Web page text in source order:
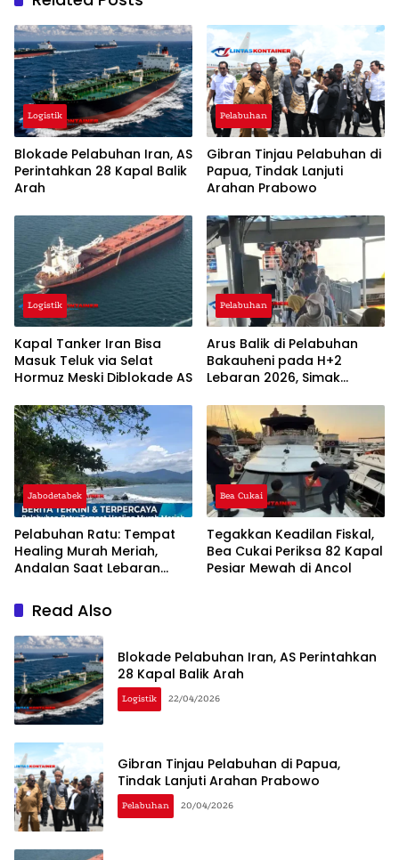
Logistik
Blokade Pelabuhan Iran, AS
Perintahkan 28 Kapal Balik
Arah
Pelabuhan
Gibran Tinjau Pelabuhan di
Papua, Tindak Lanjuti
Arahan Prabowo
Logistik
Kapal Tanker Iran Bisa
Masuk Teluk via Selat
Hormuz Meski Diblokade AS
Pelabuhan
Arus Balik di Pelabuhan
Bakauheni pada H+2
Lebaran 2026, Simak
Jabodetabek
Pelabuhan Ratu: Tempat
Healing Murah Meriah,
Andalan Saat Lebaran
Bea Cukai
Tegakkan Keadilan Fiskal,
Bea Cukai Periksa 82 Kapal
Pesiar Mewah di Ancol
Read Also
Blokade Pelabuhan Iran, AS Perintahkan
28 Kapal Balik Arah
Logistik 22/04/2026
Gibran Tinjau Pelabuhan di Papua,
Tindak Lanjuti Arahan Prabowo
Pelabuhan 20/04/2026